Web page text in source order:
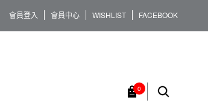
會員登入 會員中心 WISHLIST FACEBOOK
0